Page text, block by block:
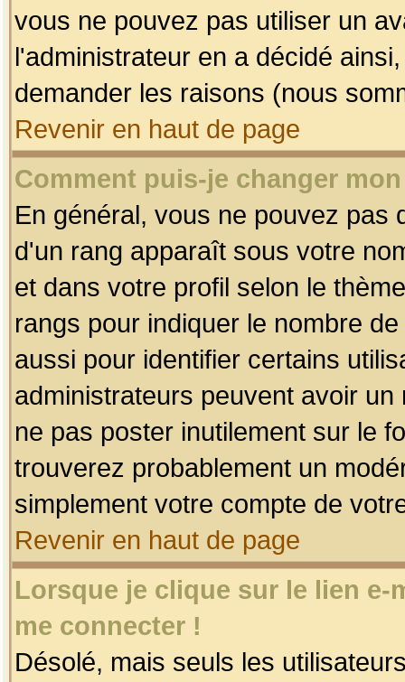
vous ne pouvez pas utiliser un
l'administrateur en a décidé
demander les raisons (nous
Revenir en haut de page
Comment puis-je changer
En général, vous ne pouvez pas
d'un rang apparaît sous votre
et dans votre profil selon le
rangs pour indiquer le nombre
aussi pour identifier certains
administrateurs peuvent avoir
ne pas poster inutilement sur le
trouverez probablement un
simplement votre compte de
Revenir en haut de page
Lorsque je clique sur le lien
me connecter !
Désolé, mais seuls les